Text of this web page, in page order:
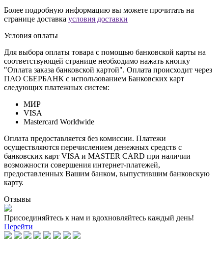
Более подробную информацию вы можете прочитать на
странице доставка условия доставки
Условия оплаты
Для выбора оплаты товара с помощью банковской карты на
соответствующей странице необходимо нажать кнопку
"Оплата заказа банковской картой". Оплата происходит через
ПАО СБЕРБАНК с использованием Банковских карт
следующих платежных систем:
МИР
VISA
Mastercard Worldwide
Оплата предоставляется без комиссии. Платежи
осуществляются перечислением денежных средств с
банковских карт VISA и MASTER CARD при наличии
возможности совершения интернет-платежей,
предоставленных Вашим банком, выпустившим банковскую
карту.
Отзывы
Присоединяйтесь к нам и вдохновляйтесь каждый день!
Перейти